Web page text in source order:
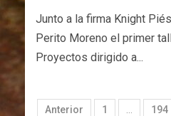
Junto a la firma Knight
Perito Moreno el primer
Proyectos dirigido a...
Anterior 1 194